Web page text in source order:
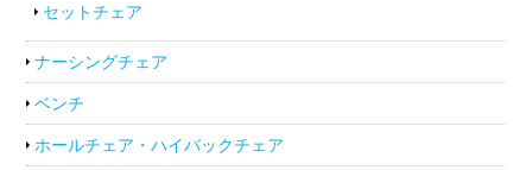
セットチェア
ナーシングチェア
ベンチ
ホールチェア・ハイバックチェア